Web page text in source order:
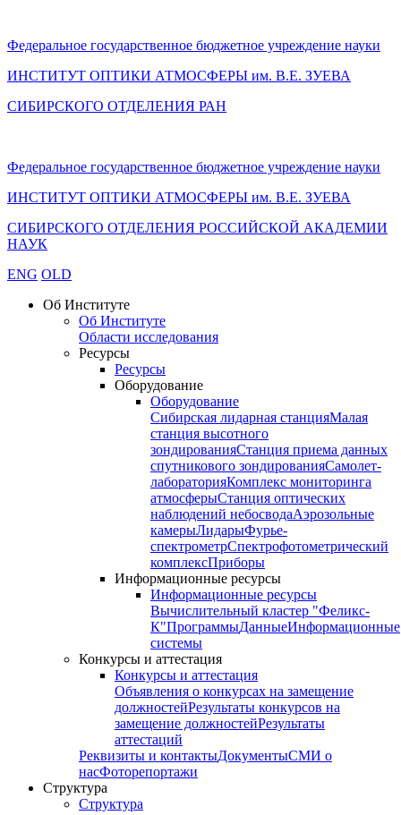
Федеральное государственное бюджетное учреждение науки
ИНСТИТУТ ОПТИКИ АТМОСФЕРЫ им. В.Е. ЗУЕВА
СИБИРСКОГО ОТДЕЛЕНИЯ РАН
Федеральное государственное бюджетное учреждение науки
ИНСТИТУТ ОПТИКИ АТМОСФЕРЫ им. В.Е. ЗУЕВА
СИБИРСКОГО ОТДЕЛЕНИЯ РОССИЙСКОЙ АКАДЕМИИ
НАУК
ENG OLD
Об Институте
Об Институте
Области исследования
Ресурсы
Ресурсы
Оборудование
Оборудование
Сибирская лидарная станцияМалая
станция высотного
зондированияСтанция приема данных
спутникового зондированияСамолет-
лабораторияКомплекс мониторинга
атмосферыСтанция оптических
наблюдений небосводаАэрозольные
камерыЛидарыФурье-
спектрометрСпектрофотометрический
комплексПриборы
Информационные ресурсы
Информационные ресурсы
Вычислительный кластер "Феликс-
К"ПрограммыДанныеИнформационные
системы
Конкурсы и аттестация
Конкурсы и аттестация
Объявления о конкурсах на замещение
должностейРезультаты конкурсов на
замещение должностейРезультаты
аттестаций
Реквизиты и контактыДокументыСМИ о
насФоторепортажи
Структура
Структура